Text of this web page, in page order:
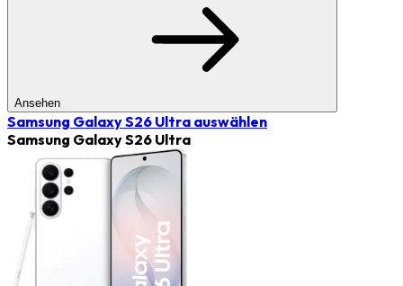
Ansehen
Samsung Galaxy S26 Ultra auswählen
Samsung Galaxy S26 Ultra